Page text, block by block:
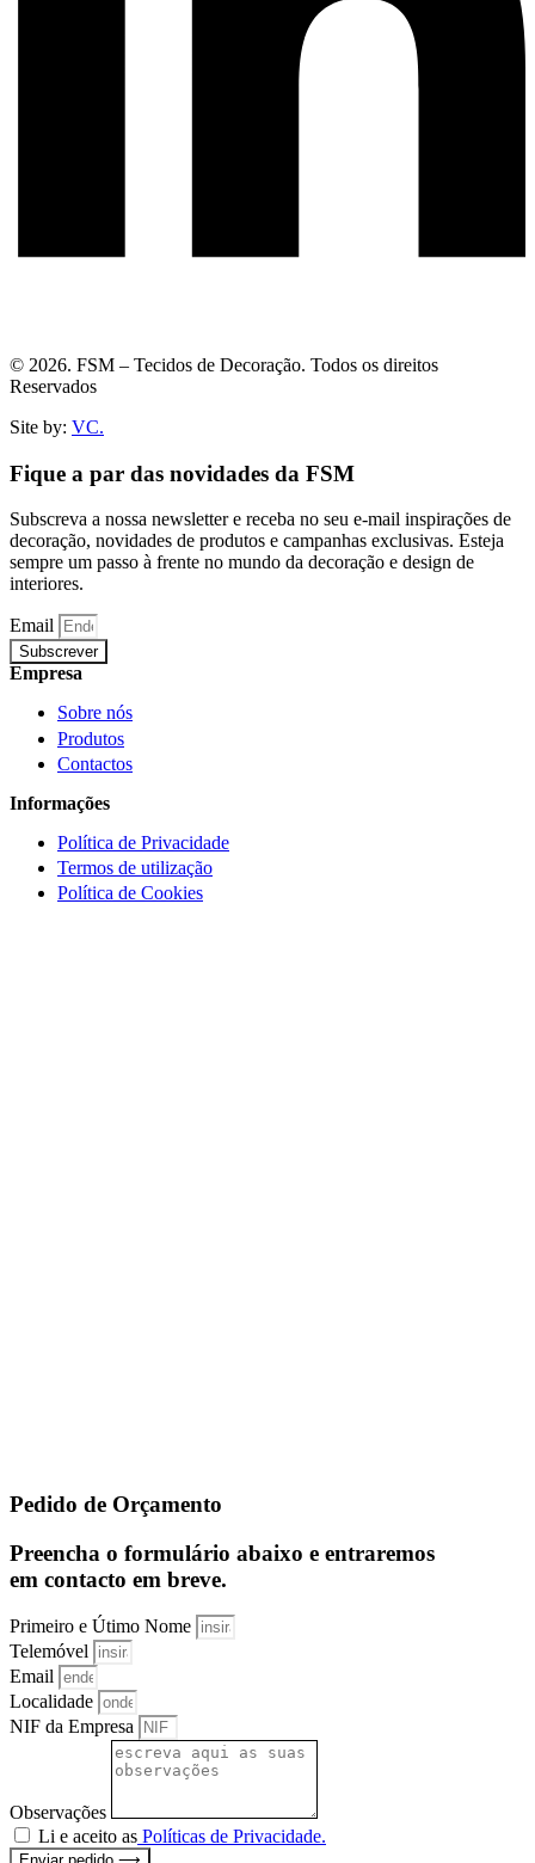
© 2026. FSM – Tecidos de Decoração. Todos os direitos
Reservados
Site by: VC.
Fique a par das novidades da FSM
Subscreva a nossa newsletter e receba no seu e-mail inspirações de
decoração, novidades de produtos e campanhas exclusivas. Esteja
sempre um passo à frente no mundo da decoração e design de
interiores.
Email
Subscrever
Empresa
Sobre nós
Produtos
Contactos
Informações
Política de Privacidade
Termos de utilização
Política de Cookies
Pedido de Orçamento
Preencha o formulário abaixo e entraremos
em contacto em breve.
Primeiro e Útimo Nome
Telemóvel
Email
Localidade
NIF da Empresa
Observações
Li e aceito as Políticas de Privacidade.